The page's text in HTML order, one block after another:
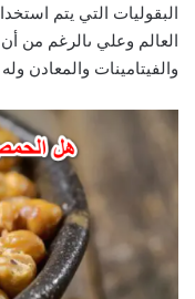
البقوليات التي يتم
العالم وعلي ىالرغم من
والفيتامينات والمعادن